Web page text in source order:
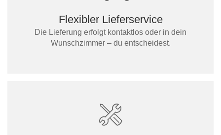
Flexibler Lieferservice
Die Lieferung erfolgt kontaktlos oder in dein
Wunschzimmer – du entscheidest.